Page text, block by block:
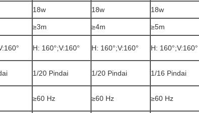
18w 18w 18w
≥3m ≥4m
≥5m
H: 160°;V:160° H: 160°;V:160° H: 160°;V:160°
1/20 Pindai 1/20 Pindai 1/16 Pindai
≥60 Hz ≥60 Hz ≥60 Hz